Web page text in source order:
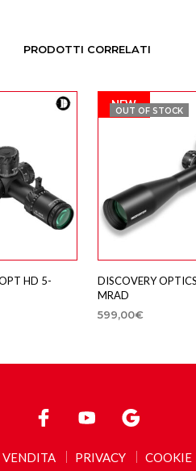
PRODOTTI CORRELATI
HD 5-
NEW
OUT OF STOCK
DISCOVERY
MRAD
599,00€
PRIVACY COOKIE